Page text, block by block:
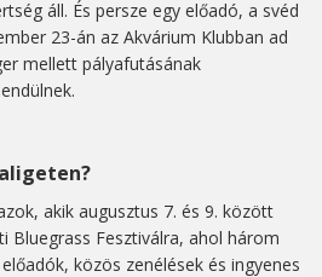
áll. És persze egy előadó, a svéd
23-án az Akvárium Klubban ad
mellett pályafutásának
akik augusztus 7. és 9. között
Bluegrass Fesztiválra, ahol három
közös zenélések és ingyenes